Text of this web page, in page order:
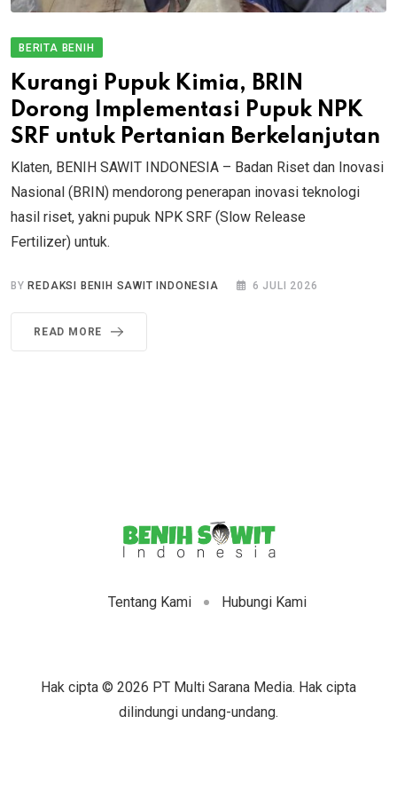
BERITA BENIH
Kurangi Pupuk Kimia, BRIN
Dorong Implementasi Pupuk NPK
SRF untuk Pertanian Berkelanjutan
Klaten, BENIH SAWIT INDONESIA – Badan Riset dan Inovasi
Nasional (BRIN) mendorong penerapan inovasi teknologi
hasil riset, yakni pupuk NPK SRF (Slow Release
Fertilizer) untuk.
BY REDAKSI BENIH SAWIT INDONESIA 6 JULI 2026
READ MORE
Tentang Kami Hubungi Kami
Hak cipta © 2026 PT Multi Sarana Media. Hak cipta
dilindungi undang-undang.